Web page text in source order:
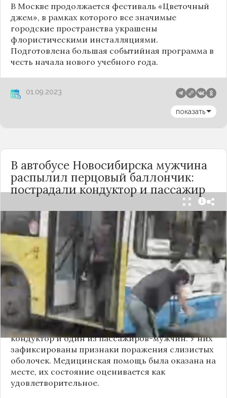
В Москве продолжается фестиваль «Цветочный
джем», в рамках которого все значимые
городские пространства украшены
флористическими инсталляциями.
Подготовлена большая событийная программа в
честь начала нового учебного года.
01.09.2023
показать
В автобусе Новосибирска мужчина
распылил перцовый баллончик:
пострадали кондуктор и пассажир
Вечером 24 сентября в салоне автобуса маршрута
№18 в Новосибирске произошёл инцидент с
применением перцового баллончика. Как
сообщили очевидцы в
Telegram-канале
«Инцидент Новосибирск», неизвестный
мужчина с бородой сначала вступил в перепалку
с кондуктором, затем поссорился с другими
пассажирами. В ходе конфликта он достал
газовый баллончик и распылил его в салоне.
По предварительным данным, пострадали
кондуктор и один из пассажиров-мужчин. У них
зафиксированы признаки поражения слизистых
оболочек. Медицинская помощь была оказана на
месте, их состояние оценивается как
удовлетворительное.